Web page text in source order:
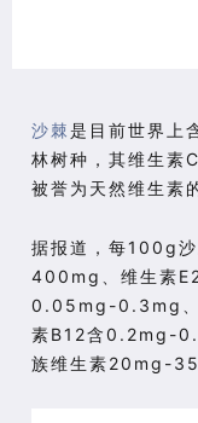
沙棘是目前世界上
林树种，其维生素
被誉为天然维生素
据报道，每100g
400mg、维生素
0.05mg-0.3mg
素B12含0.2mg-
族维生素20mg-